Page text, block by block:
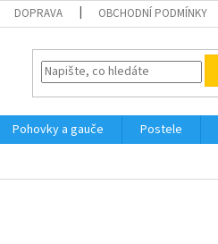
DOPRAVA OBCHODNÍ PODMÍNKY
Pohovky a gauče Postele